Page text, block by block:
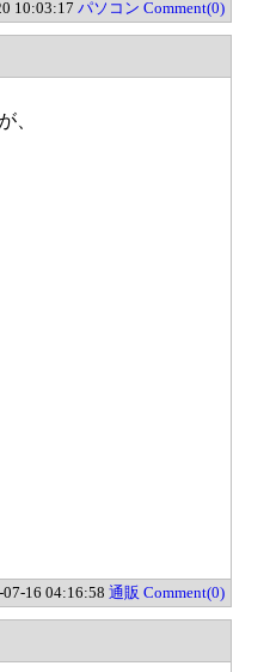
10:03:17 パソコン Comment(0)
、
07-16 04:16:58 通販 Comment(0)